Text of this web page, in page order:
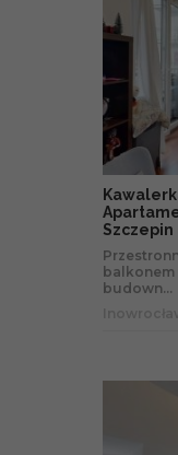
Szczepin
balkonem
budown...